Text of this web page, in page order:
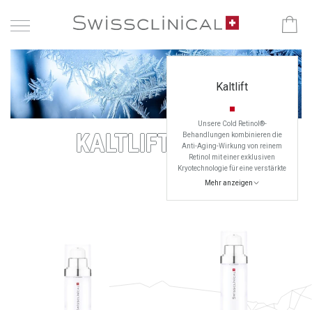
KALTLIFT
Kaltlift
Unsere Cold Retinol®-
Behandlungen kombinieren die
Anti-Aging-Wirkung von reinem
Retinol mit einer exklusiven
Kryotechnologie für eine verstärkte
Wirkung gegen Falten,
fahlen Teint.
Mehr anzeigen